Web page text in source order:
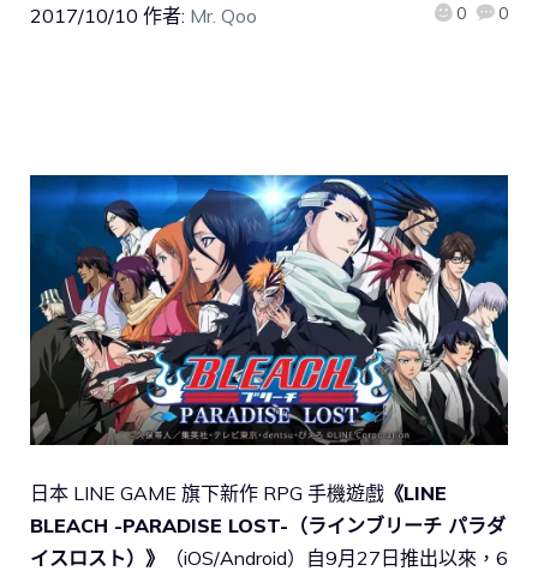
2017/10/10 作者: Mr. Qoo 0 0
日本 LINE GAME 旗下新作 RPG 手機遊戲 《LINE
BLEACH -PARADISE LOST-（ラインブリーチ パラダ
イスロスト）》
（iOS/Android）自9月27日推出以來，6